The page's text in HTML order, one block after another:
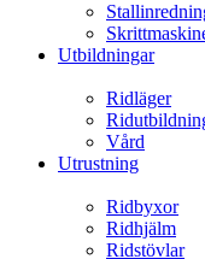
Utbildningar
Ridläger
Vård
Utrustning
Ridbyxor
Ridhjälm
Ridstövlar